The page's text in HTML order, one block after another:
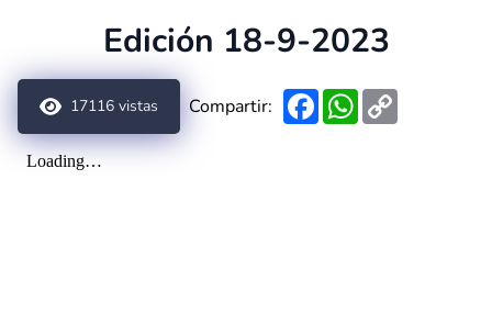
Edición 18-9-2023
17116 vistas Compartir: FacebookWhatsApp